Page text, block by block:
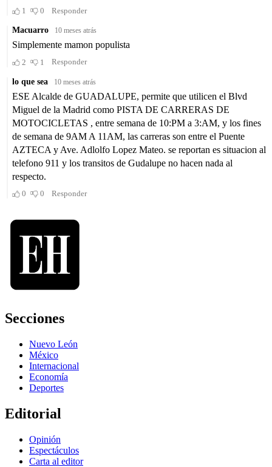
Secciones
Nuevo León
México
Internacional
Economía
Deportes
Editorial
Opinión
Espectáculos
Carta al editor